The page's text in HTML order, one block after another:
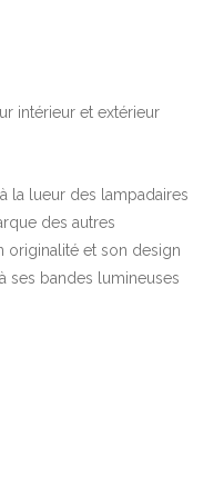
intérieur et extérieur
la lueur des lampadaires
des autres
originalité et son design
ses bandes lumineuses